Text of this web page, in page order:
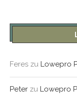
Feres zu Lowepro
Peter zu Lowepro